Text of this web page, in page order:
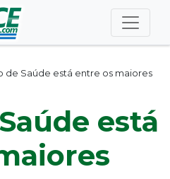
de Saúde está entre os maiores
está